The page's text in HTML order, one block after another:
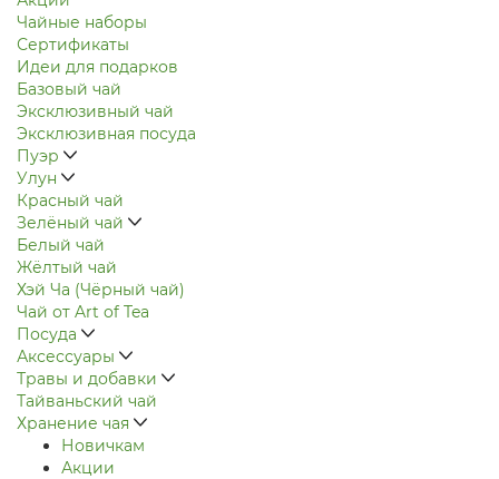
Чайные наборы
Сертификаты
Идеи для подарков
Базовый чай
Эксклюзивный чай
Эксклюзивная посуда
Пуэр
Улун
Красный чай
Зелёный чай
Белый чай
Жёлтый чай
Хэй Ча (Чёрный чай)
Чай от Art of Tea
Посуда
Аксессуары
Травы и добавки
Тайваньский чай
Хранение чая
Новичкам
Акции